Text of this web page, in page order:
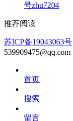
号zhu7204
推荐阅读
苏ICP备19043063号
首页
搜索
留言